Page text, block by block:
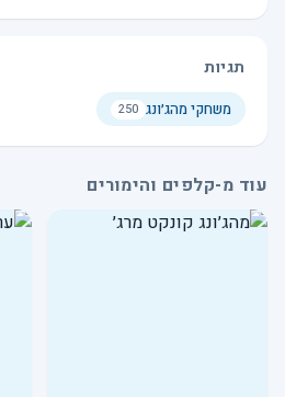
תגיות
משחקי מהג׳ונג 250
עוד מ-קלפים והימורים